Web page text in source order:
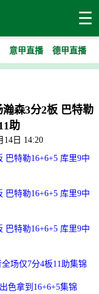
☰
意甲直播 德甲直播
森3分2板 巴特勒
助
14日 14:20
巴特勒16+6+5 库里9中
巴特勒16+6+5 库里9中
巴特勒16+6+5 库里9中
场仅7分4板11助集锦
色拿到16+6+5集锦